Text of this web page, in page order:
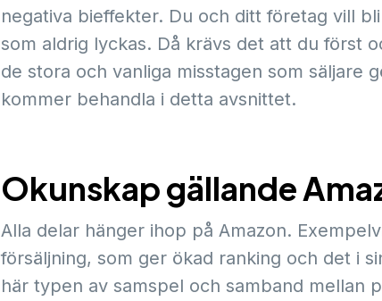
negativa bieffekter. Du och ditt företag vill
som aldrig lyckas. Då krävs det att du först
de stora och vanliga misstagen som säljare
kommer behandla i detta avsnittet.
Okunskap gällande
Alla delar hänger ihop på Amazon.
försäljning, som ger ökad ranking och det i
här typen av samspel och samband mellan